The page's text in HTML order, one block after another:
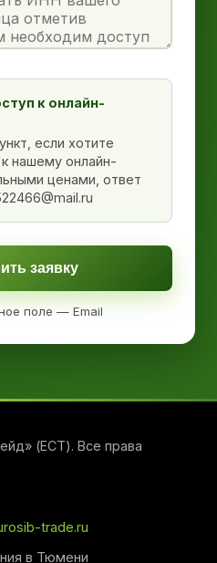
к онлайн-
если хотите
нашему онлайн-
ценами, ответ
заявку
поле — Email
(ЕСТ). Все права
trade.ru
в Тюмени